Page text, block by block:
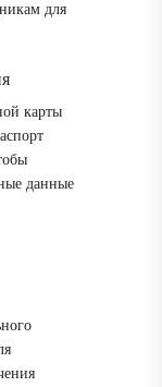
для
карты
данные